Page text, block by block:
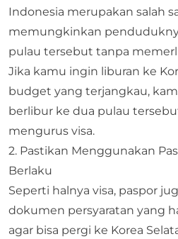
Indonesia merupakan salah
memungkinkan
pulau tersebut tanpa
Jika kamu ingin liburan ke
budget yang terjangkau,
berlibur ke dua pulau
mengurus visa.
2. Pastikan Menggunakan
Berlaku
Seperti halnya visa, paspor
dokumen persyaratan yang
agar bisa pergi ke Korea